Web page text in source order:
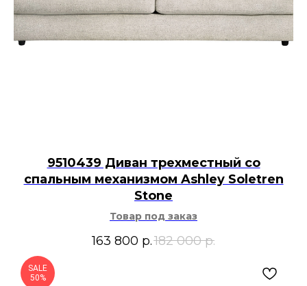
9510439 Диван трехместный со
спальным механизмом Ashley Soletren
Stone
Товар под заказ
163 800 р.182 000 р.
SALE
50%